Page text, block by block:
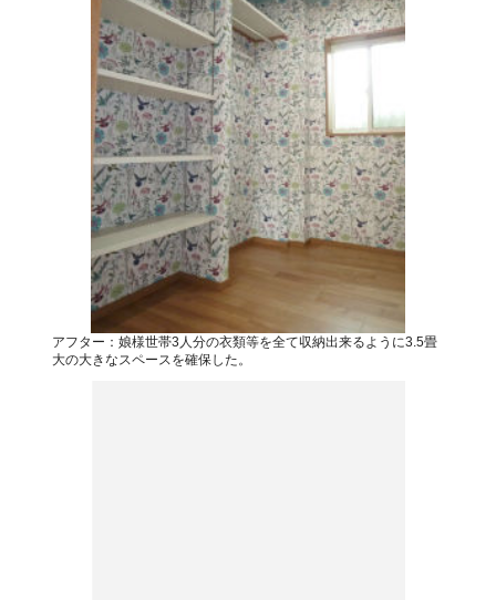
アフター：娘様世帯3人分の衣類等を全て収納出来るように3.5畳
大の大きなスペースを確保した。